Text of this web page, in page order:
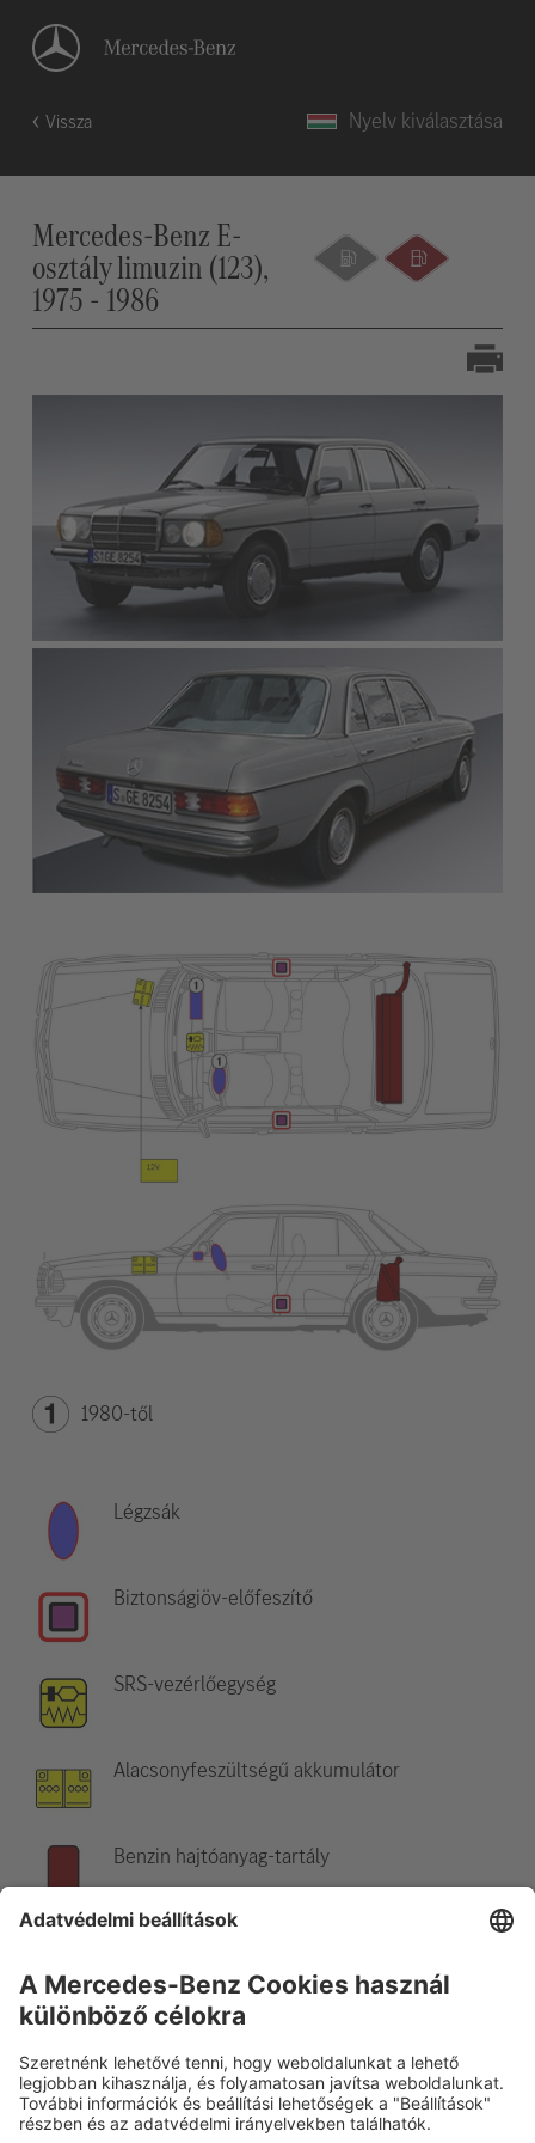
Vissza Nyelv kiválasztása
Mercedes-Benz E-
osztály limuzin (123),
1975 - 1986
1980-től
Légzsák
Biztonságiöv-előfeszítő
SRS-vezérlőegység
Alacsonyfeszültségű akkumulátor
Benzin hajtóanyag-tartály
útmutatót.